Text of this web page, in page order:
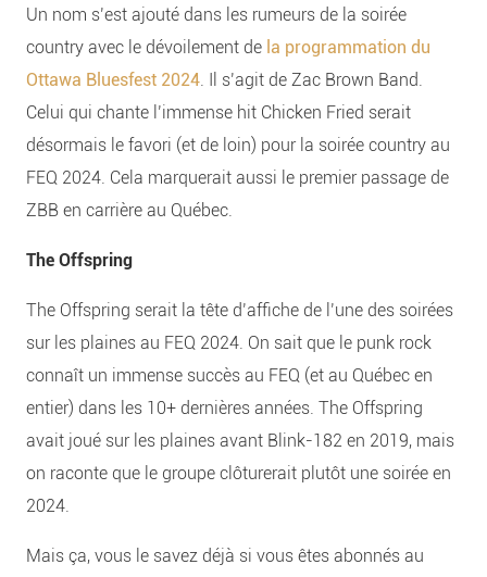
Un nom s’est ajouté dans les rumeurs de la soirée
country avec le dévoilement de la programmation du
Ottawa Bluesfest 2024. Il s’agit de Zac Brown Band.
Celui qui chante l’immense hit Chicken Fried serait
désormais le favori (et de loin) pour la soirée country au
FEQ 2024. Cela marquerait aussi le premier passage de
ZBB en carrière au Québec.
The Offspring
The Offspring serait la tête d’affiche de l’une des soirées
sur les plaines au FEQ 2024. On sait que le punk rock
connaît un immense succès au FEQ (et au Québec en
entier) dans les 10+ dernières années. The Offspring
avait joué sur les plaines avant Blink-182 en 2019, mais
on raconte que le groupe clôturerait plutôt une soirée en
2024.
Mais ça, vous le savez déjà si vous êtes abonnés au